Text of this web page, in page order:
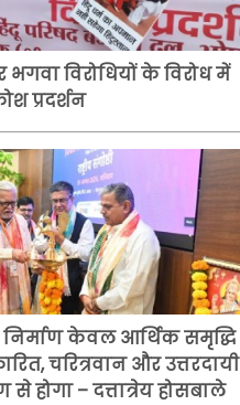
भगवा विरोधियों के विरोध में
प्रदर्शन
केवल आर्थिक समृद्धि
चरित्रवान और उत्तरदायी
से होगा – दत्तात्रेय होसबाले